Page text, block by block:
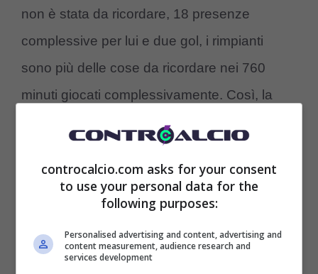
non è stata da ricordare, 18 presenze
complessive per lui e due gol, i rimpianti
sono più delle cose da ricordare nei 760
minuti giocati complessivamente. Così, la
RMC Sport
: Julien Draxler al Crystal Palace
club rossoblù inglese tenta il grande colpo.
controcalcio.com asks for your consent
to use your personal data for the
following purposes:
Personalised advertising and content, advertising and
content measurement, audience research and
services development